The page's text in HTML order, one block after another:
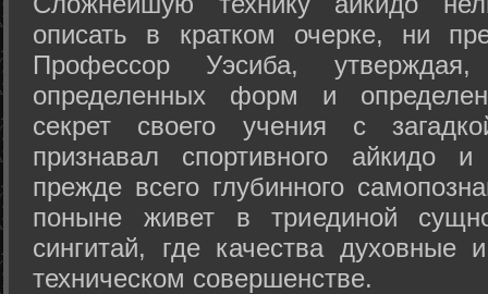
описать в кратком очерке, ни
Профессор Уэсиба,
определенных форм и
секрет своего учения с
признавал спортивного айкидо
прежде всего глубинного
поныне живет в триединой
сингитай, где качества духовные
техническом совершенстве.